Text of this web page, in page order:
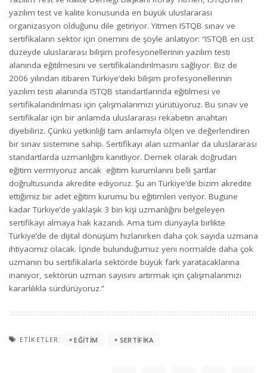
yazılım test ve kalite konusunda en büyük uluslararası
organizasyon olduğunu dile getiriyor. Yitmen ISTQB sınav ve
sertifikaların sektör için önemini de şöyle anlatıyor: “ISTQB en üst
düzeyde uluslararası bilişim profesyonellerinin yazılım testi
alanında eğitilmesini ve sertifikalandırılmasını sağlıyor. Biz de
2006 yılından itibaren Türkiye’deki bilişim profesyonellerinin
yazılım testi alanında ISTQB standartlarında eğitilmesi ve
sertifikalandırılması için çalışmalarımızı yürütüyoruz. Bu sınav ve
sertifikalar için bir anlamda uluslararası rekabetin anahtarı
diyebiliriz. Çünkü yetkinliği tam anlamıyla ölçen ve değerlendiren
bir sınav sistemine sahip. Sertifikayı alan uzmanlar da uluslararası
standartlarda uzmanlığını kanıtlıyor. Dernek olarak doğrudan
eğitim vermiyoruz ancak eğitim kurumlarını belli şartlar
doğrultusunda akredite ediyoruz. Şu an Türkiye’de bizim akredite
ettiğimiz bir adet eğitim kurumu bu eğitimleri veriyor. Bugüne
kadar Türkiye’de yaklaşık 3 bin kişi uzmanlığını belgeleyen
sertifikayı almaya hak kazandı. Ama tüm dünyayla birlikte
Türkiye’de de dijital dönüşüm hızlanırken daha çok sayıda uzmana
ihtiyacımız olacak. İçinde bulunduğumuz yeni normalde daha çok
uzmanın bu sertifikalarla sektörde büyük fark yaratacaklarına
inanıyor, sektörün uzman sayısını artırmak için çalışmalarımızı
kararlılıkla sürdürüyoruz.”
ETIKETLER: EĞITIM SERTIFIKA